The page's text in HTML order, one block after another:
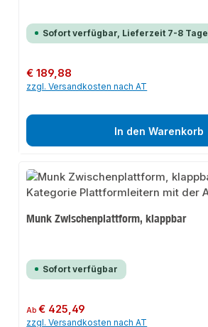
Sofort verfügbar, Lieferzeit 7-8 Tage
Regulärer Preis:
€ 189,88
zzgl. Versandkosten nach AT
In den Warenkorb
Munk Zwischenplattform, klappbar
Sofort verfügbar
Regulärer Preis:
Ab€ 425,49
zzgl. Versandkosten nach AT